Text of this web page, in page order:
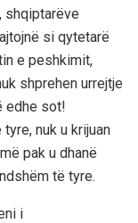
, shqiptarëve
si qytetarë
e peshkimit,
shprehen urrejtje
edhe sot!
tyre, nuk u krijuan
më pak u dhanë
të tyre.
i